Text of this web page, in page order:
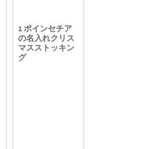
1 ポインセチア
の名入れクリス
マスストッキン
グ